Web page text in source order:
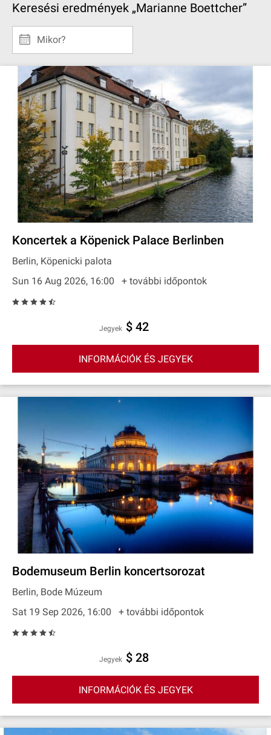
Keresési eredmények „Marianne Boettcher”
Mikor?
Koncertek a Köpenick Palace Berlinben
Berlin, Köpenicki palota
Sun 16 Aug 2026, 16:00
+ további időpontok
Jegyek $ 42
INFORMÁCIÓK ÉS JEGYEK
Bodemuseum Berlin koncertsorozat
Berlin, Bode Múzeum
Sat 19 Sep 2026, 16:00
+ további időpontok
Jegyek $ 28
INFORMÁCIÓK ÉS JEGYEK